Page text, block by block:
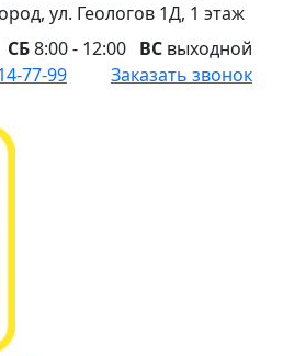
ул. Геологов 1Д, 1 этаж
СБ8:00 - 12:00 ВС выходной
77-99
Заказать звонок